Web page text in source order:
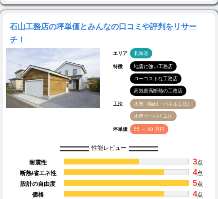
石山工務店の坪単価とみんなの口コミや評判をリサー
チ！
エリア 北海道
特徴 地震に強い工務店
ローコストな工務店
高気密高断熱の工務店
工法 木造（軸組・パネル工法）
木造ツーバイ工法
坪単価 55 ～ 80 万円
性能レビュー
耐震性 3点
断熱/省エネ性
4点
設計の自由度
5点
価格
4点